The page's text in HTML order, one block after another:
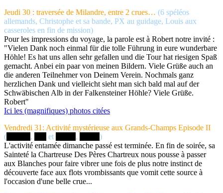
Jeudi 30 : traversée de Milandre, entre 2 crues… (6 spéléos
allemands, Christophe et sa bande, PX au guidage, Louis aux
casseroles en fin de mission)
Pour les impressions du voyage, la parole est à Robert notre invité :
"Vielen Dank noch einmal für die tolle Führung in eure wunderbare
Höhle! Es hat uns allen sehr gefallen und die Tour hat riesigen Spaß
gemacht. Anbei ein paar von meinen Bildern. Viele Grüße auch an
die anderen Teilnehmer von Deinem Verein. Nochmals ganz
herzlichen Dank und vielleicht sieht man sich bald mal auf der
Schwäbischen Alb in der Falkensteiner Höhle? Viele Grüße.
Robert"
Ici les (magnifiques) photos citées
Vendredi 31: Activité mystérieuse aux Grands-Champs Episode II
(
, et ,
)
L'activité entamée dimanche passé est terminée. En fin de soirée, sa
Sainteté la Chartreuse Des Pères Chartreux nous pousse à passer
aux Blanches pour faire vibrer une fois de plus notre instinct de
découverte face aux flots vrombissants que vomit cette source à
l'occasion d'une belle crue...